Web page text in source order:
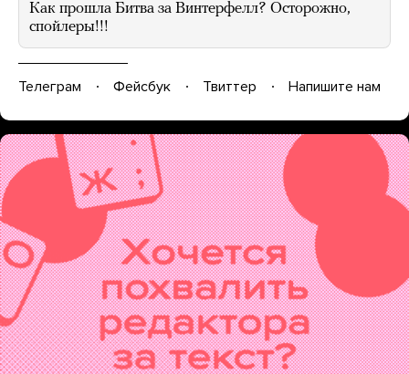
Как прошла Битва за Винтерфелл? Осторожно,
спойлеры!!!
Телеграм Фейсбук Твиттер Напишите нам